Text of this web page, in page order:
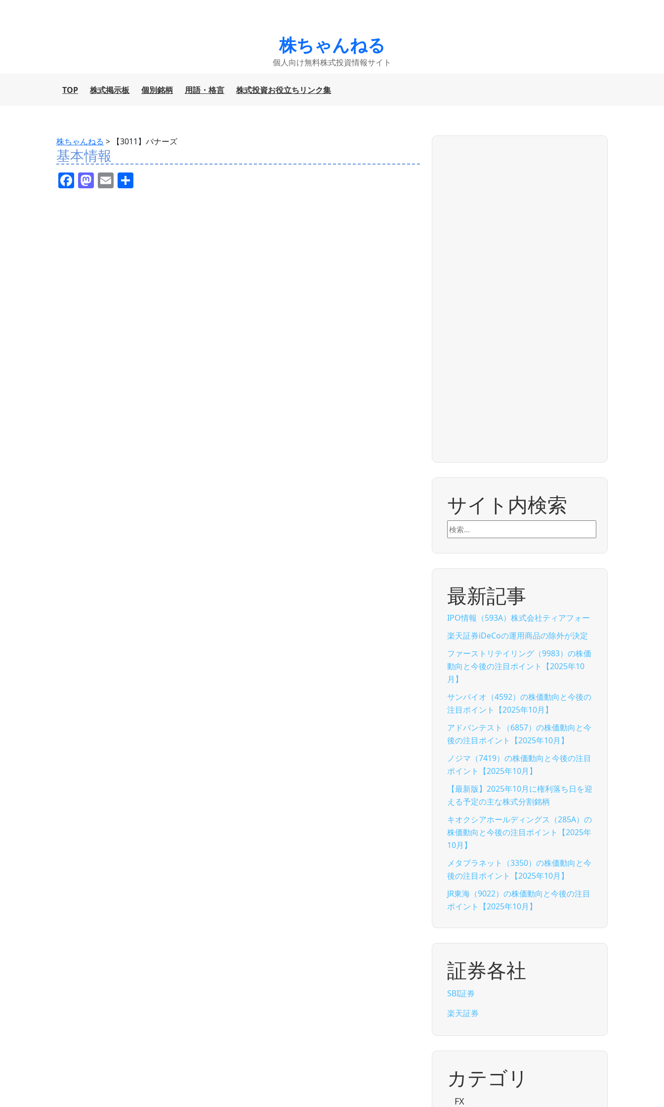
株ちゃんねる
個人向け無料株式投資情報サイト
TOP 株式掲示板 個別銘柄 用語・格言 株式投資お役立ちリンク集
株ちゃんねる > 【3011】バナーズ
基本情報
F M E
サイト内検索
検
索:
最新記事
IPO情報（593A）株式会社ティアフォー
楽天証券iDeCoの運用商品の除外が決定
ファーストリテイリング（9983）の株価
動向と今後の注目ポイント【2025年10
月】
サンバイオ（4592）の株価動向と今後の
注目ポイント【2025年10月】
アドバンテスト（6857）の株価動向と今
後の注目ポイント【2025年10月】
ノジマ（7419）の株価動向と今後の注目
ポイント【2025年10月】
【最新版】2025年10月に権利落ち日を迎
える予定の主な株式分割銘柄
キオクシアホールディングス（285A）の
株価動向と今後の注目ポイント【2025年
10月】
メタプラネット（3350）の株価動向と今
後の注目ポイント【2025年10月】
JR東海（9022）の株価動向と今後の注目
ポイント【2025年10月】
証券各社
SBI証券
楽天証券
カテゴリ
FX